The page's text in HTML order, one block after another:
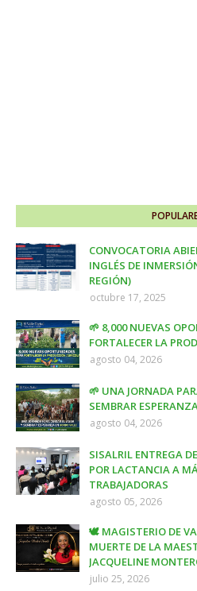
CONVOCATORIA
INGLÉS DE
REGIÓN)
octubre 17, 2025
🌱 8,000 NUEVAS
FORTALECER LA
agosto 04, 2026
🌱 UNA JORNADA
SEMBRAR
agosto 04, 2026
SISALRIL ENTREGA
POR LACTANCIA A
TRABAJADORAS
agosto 05, 2026
🕊️ MAGISTERIO DE
MUERTE DE LA
JACQUELINE
julio 25, 2026